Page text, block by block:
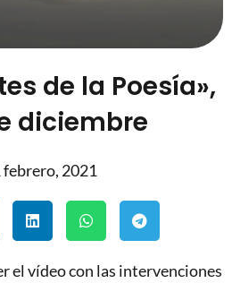
de la Poesía»,
diciembre
febrero, 2021
el vídeo con las intervenciones